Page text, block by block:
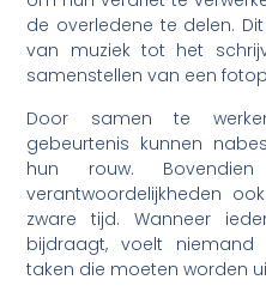
de overledene te delen.
van muziek tot het
samenstellen van een
Door samen te
gebeurtenis kunnen
hun rouw.
verantwoordelijkheden
zware tijd. Wanneer
bijdraagt, voelt
taken die moeten worden